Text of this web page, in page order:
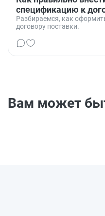
спецификацию к
Разбираемся, как
договору поставки.
Вам может